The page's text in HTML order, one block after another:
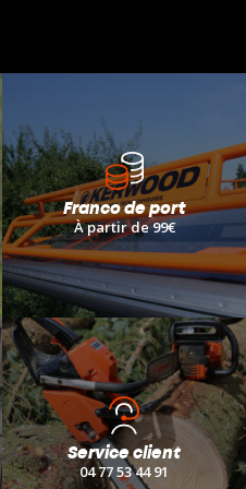
Franco de port
Àpartir de 99€
Service client
04 77 53 44 91